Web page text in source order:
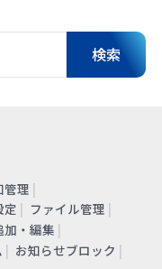
管理
定
ファイル管理
加・編集
お知らせブロック